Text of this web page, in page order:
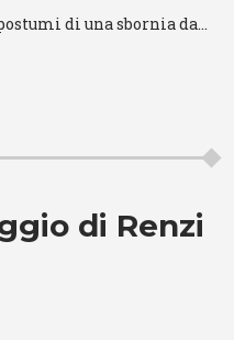
di una sbornia da…
di Renzi